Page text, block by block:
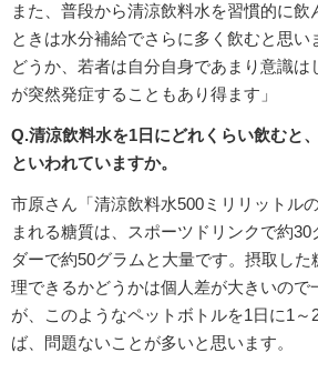
また、普段から清涼飲料水を習慣的に飲
ときは水分補給でさらに多く飲むと思い
どうか、若者は自分自身であまり意識は
が突然発症することもあり得ます」
Q.清涼飲料水を1日にどれくらい飲むと
といわれていますか。
市原さん「清涼飲料水500ミリリットル
まれる糖質は、スポーツドリンクで約
ダーで約50グラムと大量です。摂取し
理できるかどうかは個人差が大きいので
が、このようなペットボトルを1日に1～
ば、問題ないことが多いと思います。